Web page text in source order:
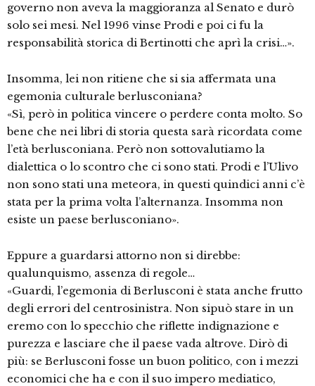
governo non aveva la maggioranza al Senato e durò
solo sei mesi. Nel 1996 vinse Prodi e poi ci fu la
responsabilità storica di Bertinotti che aprì la crisi…».
Insomma, lei non ritiene che si sia affermata una
egemonia culturale berlusconiana?
«Sì, però in politica vincere o perdere conta molto. So
bene che nei libri di storia questa sarà ricordata come
l’età berlusconiana. Però non sottovalutiamo la
dialettica o lo scontro che ci sono stati. Prodi e l’Ulivo
non sono stati una meteora, in questi quindici anni c’è
stata per la prima volta l’alternanza. Insomma non
esiste un paese berlusconiano».
Eppure a guardarsi attorno non si direbbe:
qualunquismo, assenza di regole…
«Guardi, l’egemonia di Berlusconi è stata anche frutto
degli errori del centrosinistra. Non sipuò stare in un
eremo con lo specchio che riflette indignazione e
purezza e lasciare che il paese vada altrove. Dirò di
più: se Berlusconi fosse un buon politico, con i mezzi
economici che ha e con il suo impero mediatico,